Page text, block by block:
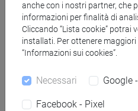
PIAZZA Rossano- 11h
VOLPI GHIRARDINI
Materiali didattici
anche con i nostri partner, che
informazioni per finalità di
Cliccando “Lista cookie” potrai
installati. Per ottenere
“Informazioni sui cookies”.
Necessari Google
Facebook - Pixel